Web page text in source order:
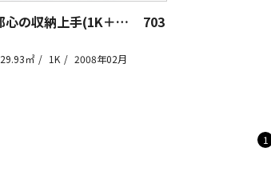
高輪台 都心の収納上手(1K＋ロフト)
703
29.93㎡ 1K 2008年02月
1